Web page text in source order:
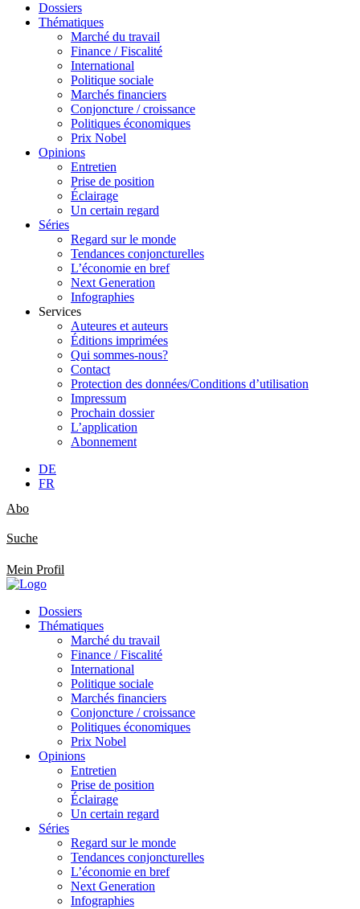
Dossiers
Thématiques
Marché du travail
Finance / Fiscalité
International
Politique sociale
Marchés financiers
Conjoncture / croissance
Politiques économiques
Prix Nobel
Opinions
Entretien
Prise de position
Éclairage
Un certain regard
Séries
Regard sur le monde
Tendances conjoncturelles
L’économie en bref
Next Generation
Infographies
Services
Auteures et auteurs
Éditions imprimées
Qui sommes-nous?
Contact
Protection des données/Conditions d’utilisation
Impressum
Prochain dossier
L’application
Abonnement
DE
FR
Abo
Suche
Mein Profil
Dossiers
Thématiques
Marché du travail
Finance / Fiscalité
International
Politique sociale
Marchés financiers
Conjoncture / croissance
Politiques économiques
Prix Nobel
Opinions
Entretien
Prise de position
Éclairage
Un certain regard
Séries
Regard sur le monde
Tendances conjoncturelles
L’économie en bref
Next Generation
Infographies